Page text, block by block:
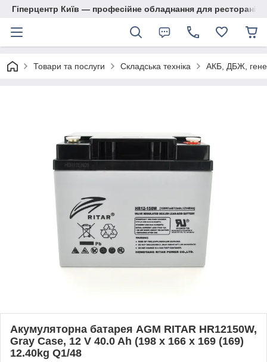
Гіперцентр Київ — професійне обладнання для ресторанів,
Товари та послуги Складська техніка АКБ, ДБЖ,
Акумуляторна батарея AGM RITAR HR12150W,
Gray Case, 12 V 40.0 Ah (198 х 166 х 169 (169)
12.40kg Q1/48